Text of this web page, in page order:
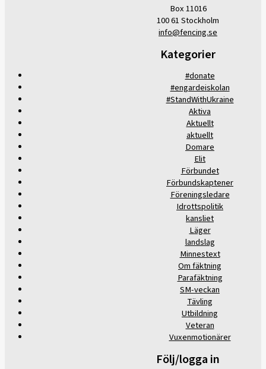
Box 11016
100 61 Stockholm
info@fencing.se
Kategorier
#donate
#engardeiskolan
#StandWithUkraine
Aktiva
Aktuellt
aktuellt
Domare
Elit
Förbundet
Förbundskaptener
Föreningsledare
Idrottspolitik
kansliet
Läger
landslag
Minnestext
Om fäktning
Parafäktning
SM-veckan
Tävling
Utbildning
Veteran
Vuxenmotionärer
Följ/logga in